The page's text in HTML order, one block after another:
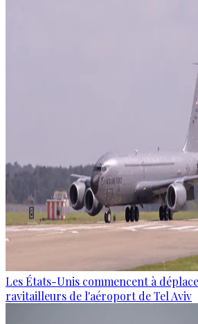
Les États-Unis commencent à
ravitailleurs de l'aéroport de Tel Aviv